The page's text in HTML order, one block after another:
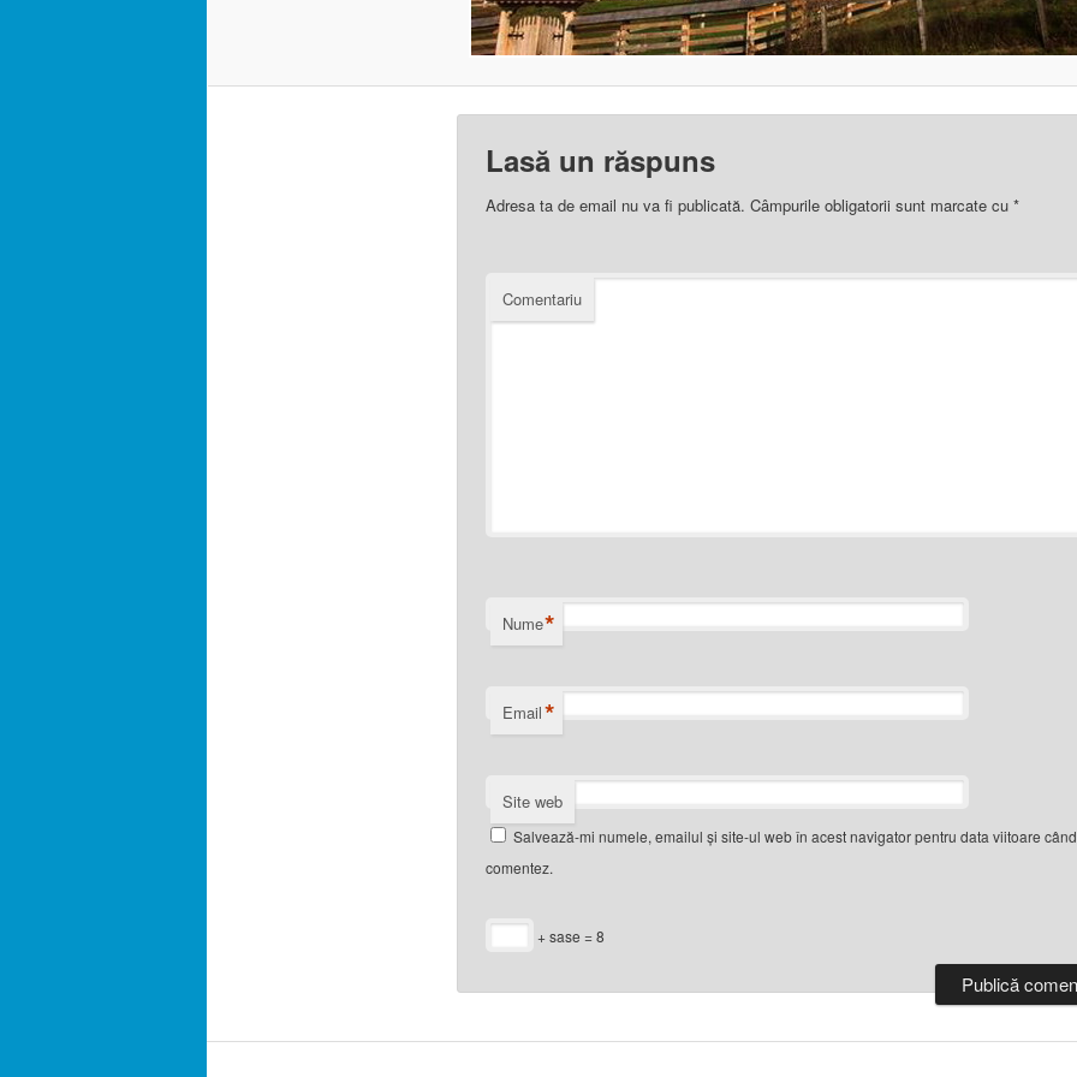
Lasă un răspuns
Adresa ta de email nu va fi publicată. Câmpurile obligatorii sunt marcate cu *
Comentariu
Nume*
Email*
Site web
Salvează-mi numele, emailul și site-ul web în acest navigator pentru data viitoare
comentez.
+ sase = 8